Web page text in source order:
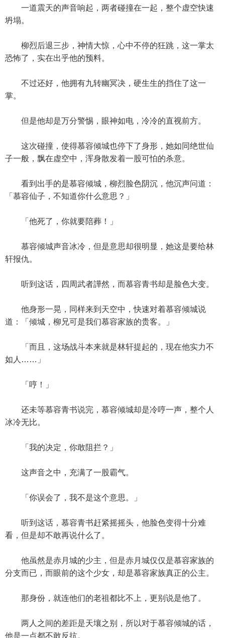
一道震天的声音响起，两者碰撞在一起，整个虚空快速
坍塌。
柳烈后退三步，神情大惊，心中不停的狂跳，这一掌太
恐怖了，实在出乎他的预料。
不过还好，他拥有九转幽冥决，硬生生的挡住了这一
掌。
但是他却是万分警惕，眼神如电，冷冷的直视前方。
这次碰撞，使得慕容倾城也停下了身形，她如同绝世仙
子一般，飘在虚空中，浑身散发着一股可怕的杀意。
看到出手的是慕容倾城，柳烈脸色阴沉，他沉声问道：
「慕容仙子，不知道你什么意思？」
「他死了，你就要陪葬！」
慕容倾城声音冰冷，但是意思却很明显，她这是要给林
轩报仇。
听到这话，四周武者譁然，而慕容青书却是脸色大变。
他身形一晃，同样来到天空中，快速对着慕容倾城说
道：「倾城，柳兄可是我们慕容家族的贵客。」
「而且，这场战斗本来就是林轩提起的，现在他实力不
如人……」
「哼！」
还未等慕容青书说完，慕容倾城却是冷哼一声，整个人
冰冷无比。
「我的决定，你敢阻拦？」
这声音之中，充满了一股霸气。
「你误会了，我不是这个意思。」
听到这话，慕容青书赶紧摇摇头，他脸色变得十分难
看，但是却不敢再说什么了。
他虽然是赤月城的少主，但是赤月城仅仅是慕容家族的
分支而已，而眼前的这个少女，却是慕容家族真正的公主。
那身份，就连他们的老祖都比不上，更别说是他了。
两人之间的差距是天壤之别，所以对于慕容倾城的话，
他是一点都不敢反抗。